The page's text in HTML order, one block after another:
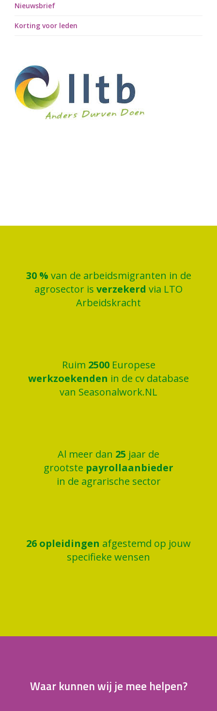
Nieuwsbrief
Korting voor leden
30 % van de arbeidsmigranten in de
agrosector is verzekerd via LTO
Arbeidskracht
Ruim 2500 Europese
werkzoekenden in de cv database
van Seasonalwork.NL
Al meer dan 25 jaar de
grootste payrollaanbieder
in de agrarische sector
26 opleidingen afgestemd op jouw
specifieke wensen
Waar kunnen wij je mee helpen?